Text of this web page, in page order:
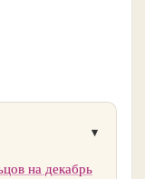
на декабрь